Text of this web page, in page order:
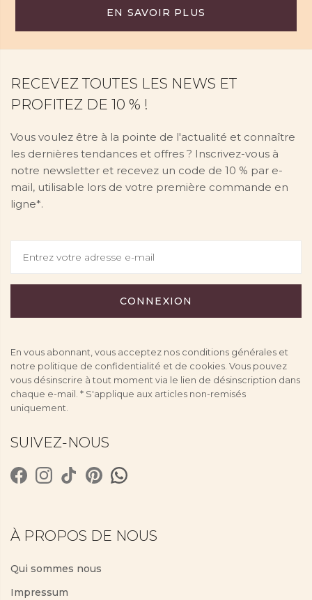
EN SAVOIR PLUS
RECEVEZ TOUTES LES NEWS ET
PROFITEZ DE 10 % !
Vous voulez être à la pointe de l'actualité et connaître
les dernières tendances et offres ? Inscrivez-vous à
notre newsletter et recevez un code de 10 % par e-
mail, utilisable lors de votre première commande en
ligne*.
En vous abonnant, vous acceptez nos conditions générales et
notre politique de confidentialité et de cookies. Vous pouvez
vous désinscrire à tout moment via le lien de désinscription dans
chaque e-mail. * S'applique aux articles non-remisés
uniquement.
SUIVEZ-NOUS
À PROPOS DE NOUS
Qui sommes nous
Impressum